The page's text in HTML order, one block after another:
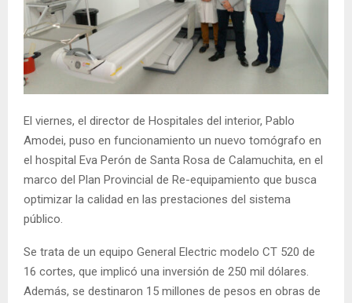
El viernes, el director de Hospitales del interior, Pablo
Amodei, puso en funcionamiento un nuevo tomógrafo en
el hospital Eva Perón de Santa Rosa de Calamuchita, en el
marco del Plan Provincial de Re-equipamiento que busca
optimizar la calidad en las prestaciones del sistema
público.
Se trata de un equipo General Electric modelo CT 520 de
16 cortes, que implicó una inversión de 250 mil dólares.
Además, se destinaron 15 millones de pesos en obras de